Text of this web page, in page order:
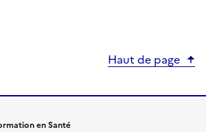
Haut de page
en Santé